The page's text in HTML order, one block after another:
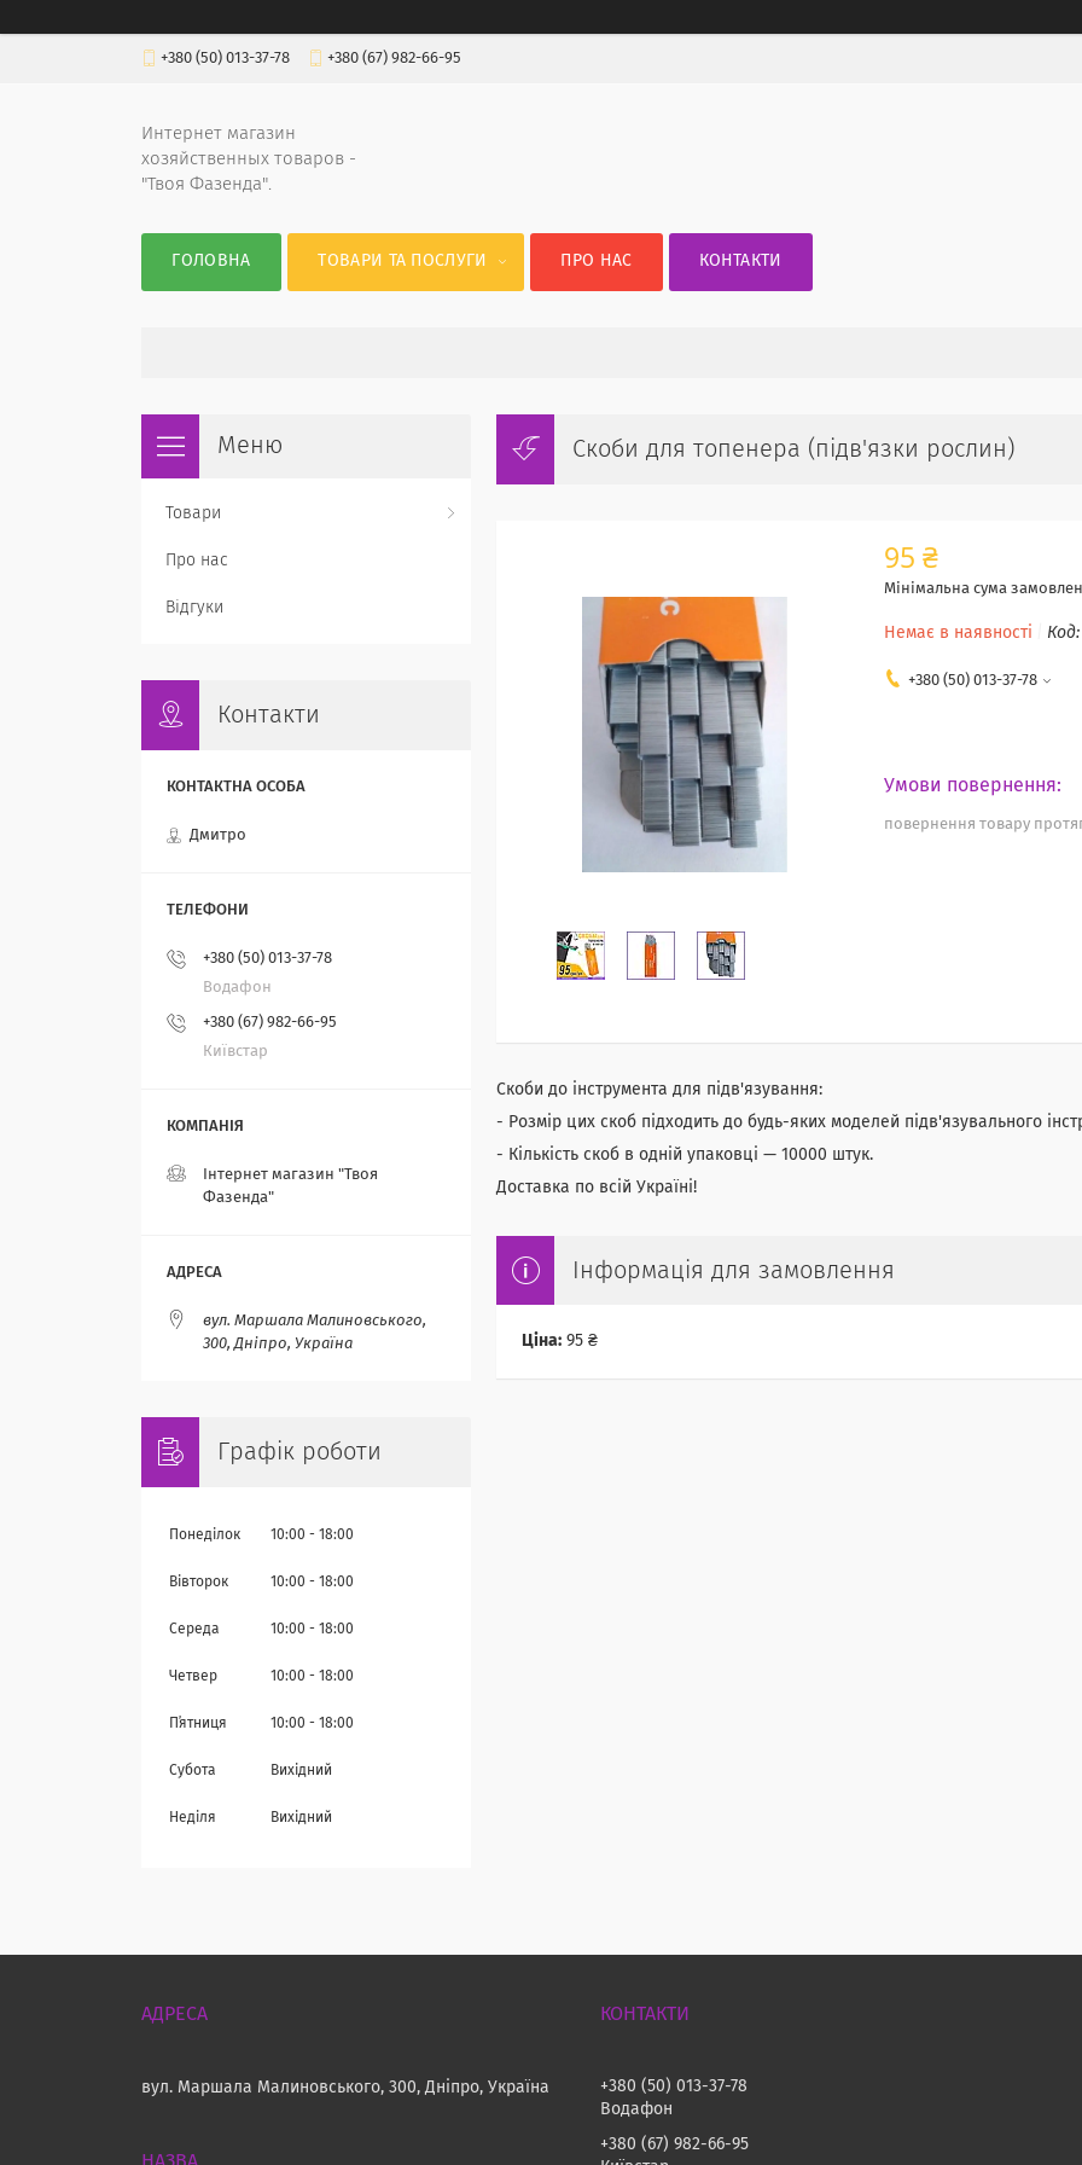
+380 (50) 013-37-78 +380 (67) 982-66-95
Интернет магазин
хозяйственных товаров -
"Твоя Фазенда".
ГОЛОВНА ТОВАРИ ТА ПОСЛУГИ ПРО НАС КОНТАКТИ
Скоби для топенера (підв'язки рослин)
95 ₴
Мінімальна сума
Немає в наявності Код:
+380 (50) 013-37-78
повернення товару
Скоби до інструмента для підв'язування:
- Розмір цих скоб підходить до будь-яких моделей підв'язувального
- Кількість скоб в одній упаковці — 10000 штук.
Доставка по всій Україні!
Інформація для замовлення
Ціна: 95 ₴
Товари
Про нас
Відгуки
Контакти
Дмитро
+380 (50) 013-37-78
Водафон
+380 (67) 982-66-95
Київстар
Інтернет магазин "Твоя
Фазенда"
вул. Маршала Малиновського,
300, Дніпро, Україна
Графік роботи
Понеділок 10:00 18:00
Вівторок 10:00 18:00
Середа 10:00 18:00
Четвер 10:00 18:00
Пʼятниця 10:00 18:00
Субота Вихідний
Неділя Вихідний
вул. Маршала Малиновського, 300, Дніпро, Україна
+380 (50) 013-37-78
Водафон
+380 (67) 982-66-95